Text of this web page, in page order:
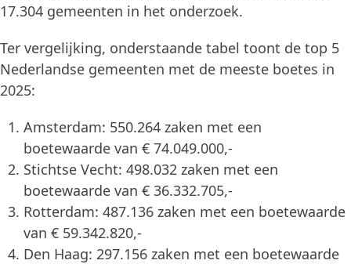
17.304 gemeenten in het onderzoek.
Ter vergelijking, onderstaande tabel toont de top 5
Nederlandse gemeenten met de meeste boetes in
2025:
Amsterdam: 550.264 zaken met een
boetewaarde van € 74.049.000,-
Stichtse Vecht: 498.032 zaken met een
boetewaarde van € 36.332.705,-
Rotterdam: 487.136 zaken met een boetewaarde
van € 59.342.820,-
Den Haag: 297.156 zaken met een boetewaarde